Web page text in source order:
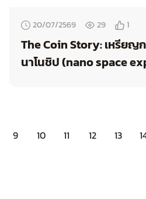
20/07/2569 29 1
The Coin Story: เหรีย
นาโนชิป (nano space
9 10 11 12 13